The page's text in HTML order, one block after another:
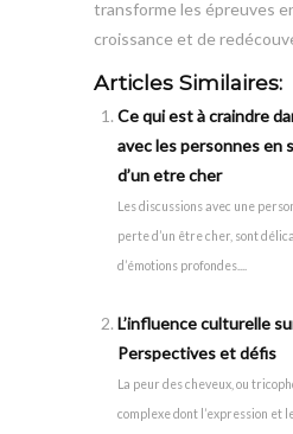
transforme les épreuves
croissance et de
Articles Similaires:
Ce qui est à craindre
avec les personnes en
d’un etre cher
Les discussions avec une
perte d’un être cher, sont
d’émotions profondes....
L’influence culturelle
Perspectives et défis
La peur des cheveux, ou
complexe dont l’expression et